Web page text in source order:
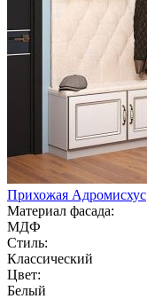
Прихожая Адромисхус
Материал фасада:
МДФ
Стиль:
Классический
Цвет:
Белый